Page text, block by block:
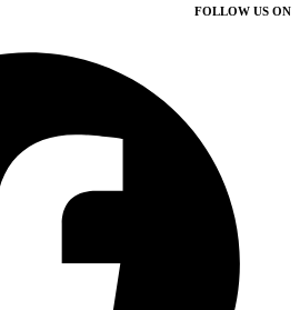
FOLLOW US ON